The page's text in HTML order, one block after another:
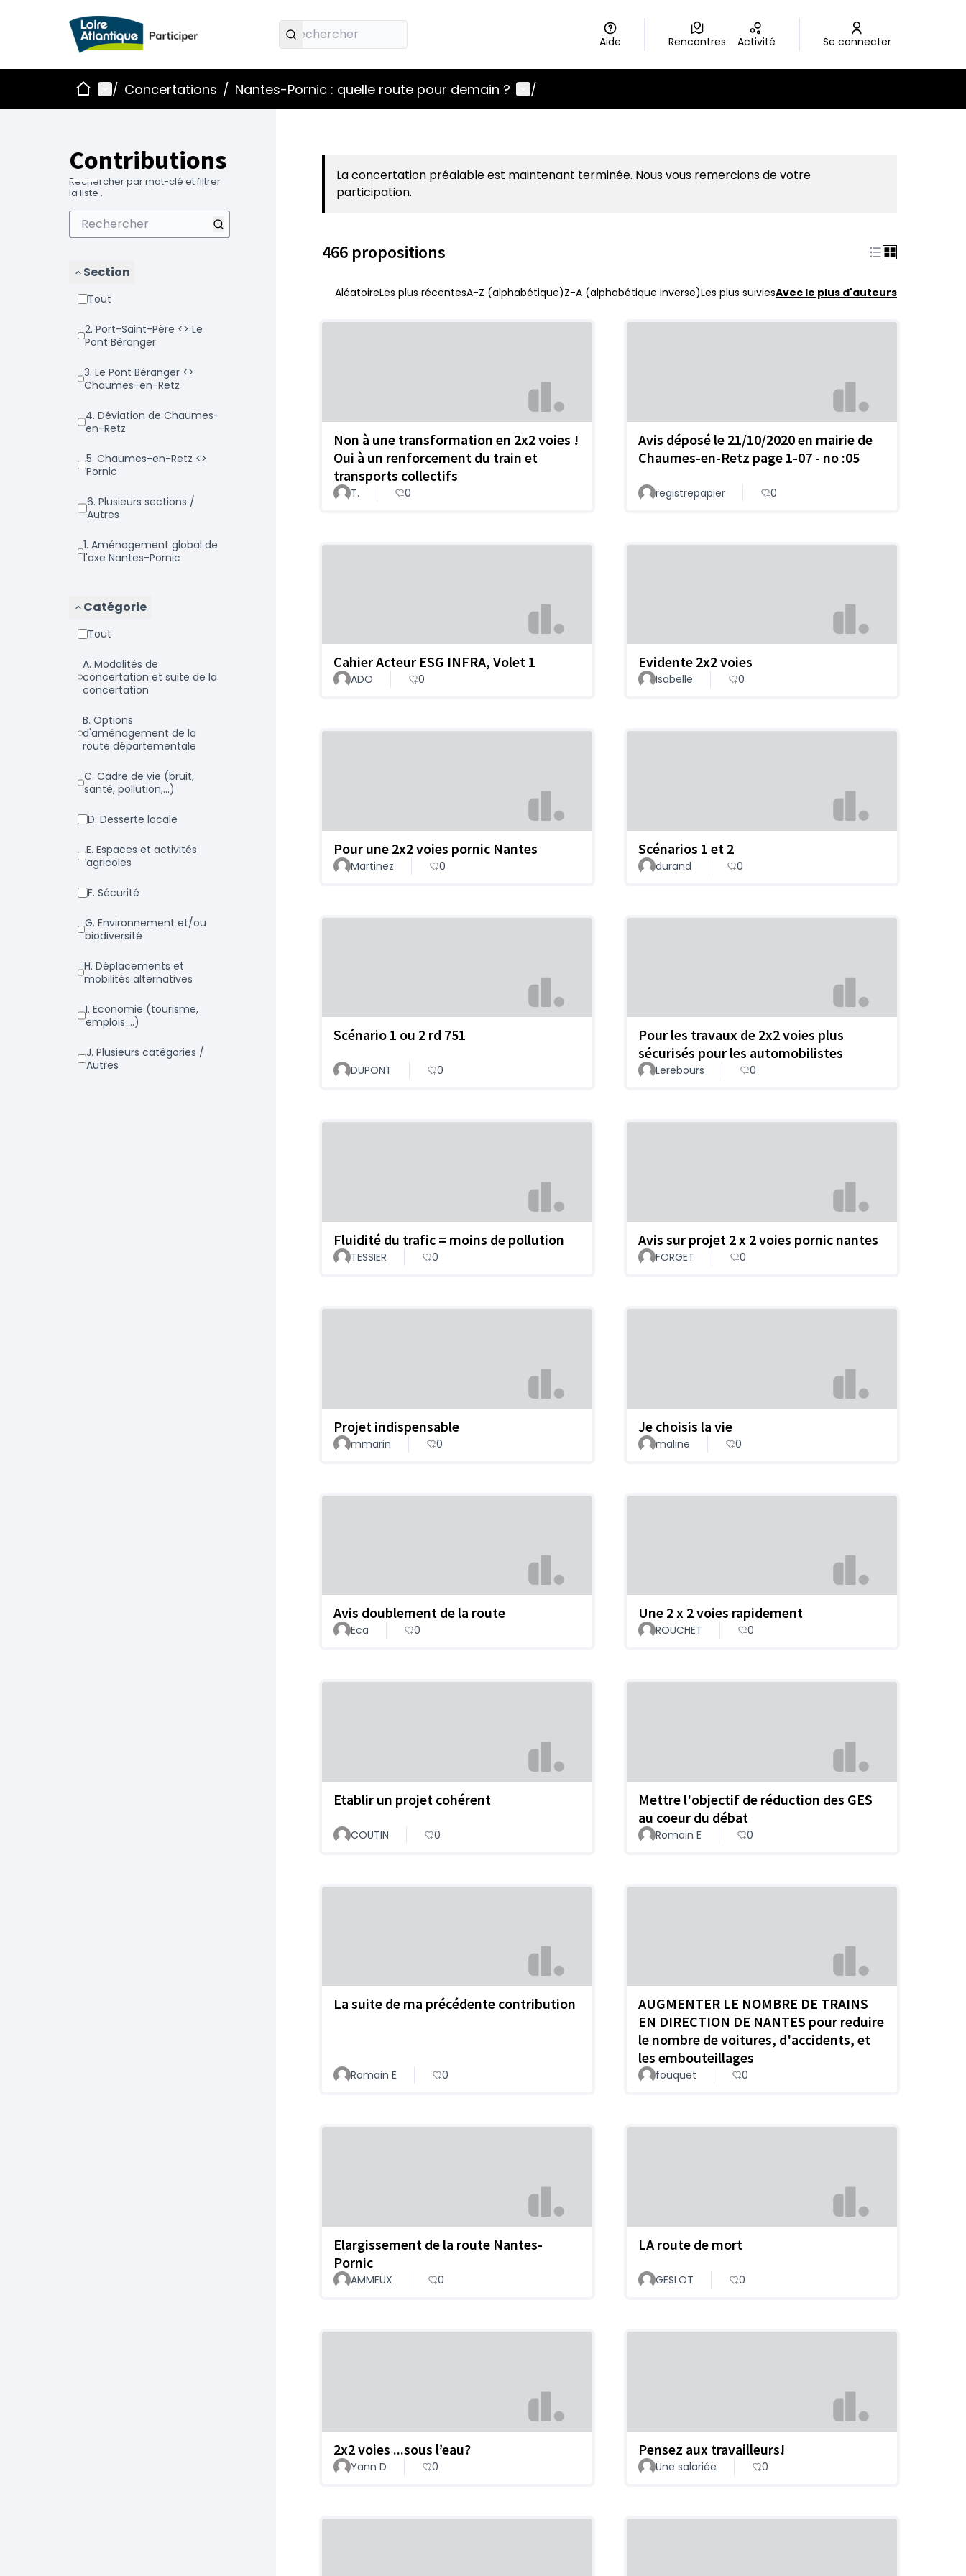
Aide Rencontres Activité Se connecter
AccueilMenu principal
/ Concertations / Nantes-Pornic : quelle route pour demain ? Menu utilisateur
/
Contributions
Rechercher par mot-clé et filtrer
la liste .
Section
Tout
2. Port-Saint-Père <> Le
Pont Béranger
3. Le Pont Béranger <>
Chaumes-en-Retz
4. Déviation de Chaumes-
en-Retz
5. Chaumes-en-Retz <>
Pornic
6. Plusieurs sections /
Autres
1. Aménagement global de
l'axe Nantes-Pornic
Catégorie
Tout
a. Modalités de
concertation et suite de la
concertation
b. Options
d'aménagement de la
route départementale
c. Cadre de vie (bruit,
santé, pollution,...)
d. Desserte locale
e. Espaces et activités
agricoles
f. Sécurité
g. Environnement et/ou
biodiversité
h. Déplacements et
mobilités alternatives
i. Economie (tourisme,
emplois ...)
j. Plusieurs catégories /
Autres
La concertation préalable est maintenant terminée. Nous vous remercions de votre
participation.
466 propositions
AléatoireLes plus récentesA-Z (alphabétique)Z-A (alphabétique inverse)Les plus suiviesAvec le plus d'auteurs
Non à une transformation en 2x2 voies !
Oui à un renforcement du train et
transports collectifs
T. 0
Avis déposé le 21/10/2020 en mairie de
Chaumes-en-Retz page 1-07 - no :05
registrepapier 0
Cahier Acteur ESG INFRA, Volet 1
ADO 0
Evidente 2x2 voies
Isabelle 0
Pour une 2x2 voies pornic Nantes
Martinez 0
Scénarios 1 et 2
durand 0
Scénario 1 ou 2 rd 751
DUPONT 0
Pour les travaux de 2x2 voies plus
sécurisés pour les automobilistes
Lerebours 0
Fluidité du trafic = moins de pollution
TESSIER 0
Avis sur projet 2 x 2 voies pornic nantes
FORGET 0
Projet indispensable
mmarin 0
Je choisis la vie
maline 0
Avis doublement de la route
Eca 0
Une 2 x 2 voies rapidement
ROUCHET 0
Etablir un projet cohérent
COUTIN 0
Mettre l'objectif de réduction des GES
au coeur du débat
Romain E 0
La suite de ma précédente contribution
Romain E 0
AUGMENTER LE NOMBRE DE TRAINS
EN DIRECTION DE NANTES pour reduire
le nombre de voitures, d'accidents, et
les embouteillages
fouquet 0
Elargissement de la route Nantes-
Pornic
AMMEUX 0
LA route de mort
GESLOT 0
2x2 voies ...sous l’eau?
Yann D 0
Pensez aux travailleurs!
Une salariée 0